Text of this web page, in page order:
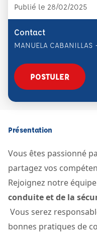
Publié le 28/02/2025
Contact
MANUELA
POSTULER
Présentation
Vous êtes passionné
partagez vos
Rejoignez notre
conduite et de la
Vous serez
bonnes pratiques de